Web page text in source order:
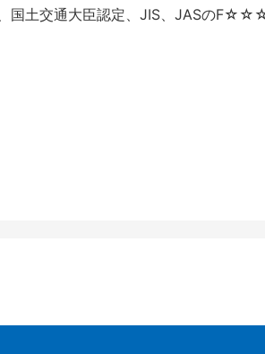
、国土交通大臣認定、JIS、JASの